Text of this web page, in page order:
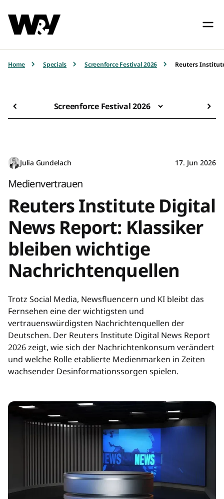
Home Specials Screenforce Festival 2026 Reuters
Screenforce Festival 2026
Julia Gundelach 17. Jun 2026
Medienvertrauen
Reuters Institute Digital
News Report: Klassiker
bleiben wichtige
Nachrichtenquellen
Trotz Social Media, Newsfluencern und KI bleibt das
Fernsehen eine der wichtigsten und
vertrauenswürdigsten Nachrichtenquellen der
Deutschen. Der Reuters Institute Digital News Report
2026 zeigt, wie sich der Nachrichtenkonsum verändert
und welche Rolle etablierte Medienmarken in Zeiten
wachsender Desinformationssorgen spielen.